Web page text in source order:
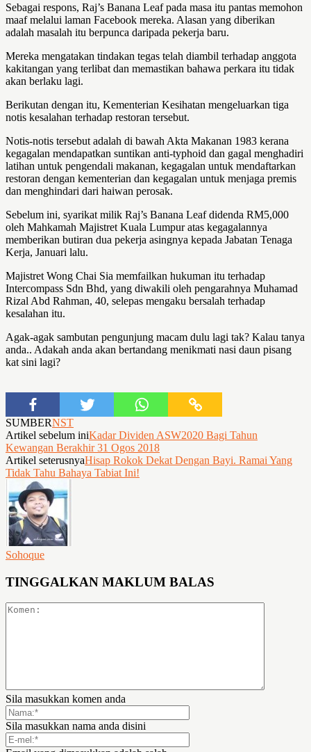
Sebagai respons, Raj’s Banana Leaf pada masa itu pantas memohon
maaf melalui laman Facebook mereka. Alasan yang diberikan
adalah masalah itu berpunca daripada pekerja baru.
Mereka mengatakan tindakan tegas telah diambil terhadap anggota
kakitangan yang terlibat dan memastikan bahawa perkara itu tidak
akan berlaku lagi.
Berikutan dengan itu, Kementerian Kesihatan mengeluarkan tiga
notis kesalahan terhadap restoran tersebut.
Notis-notis tersebut adalah di bawah Akta Makanan 1983 kerana
kegagalan mendapatkan suntikan anti-typhoid dan gagal menghadiri
latihan untuk pengendali makanan, kegagalan untuk mendaftarkan
restoran dengan kementerian dan kegagalan untuk menjaga premis
dan menghindari dari haiwan perosak.
Sebelum ini, syarikat milik Raj’s Banana Leaf didenda RM5,000
oleh Mahkamah Majistret Kuala Lumpur atas kegagalannya
memberikan butiran dua pekerja asingnya kepada Jabatan Tenaga
Kerja, Januari lalu.
Majistret Wong Chai Sia memfailkan hukuman itu terhadap
Intercompass Sdn Bhd, yang diwakili oleh pengarahnya Muhamad
Rizal Abd Rahman, 40, selepas mengaku bersalah terhadap
kesalahan itu.
Agak-agak sambutan pengunjung macam dulu lagi tak? Kalau tanya
anda.. Adakah anda akan bertandang menikmati nasi daun pisang
kat sini lagi?
SUMBERNST
Artikel sebelum iniKadar Dividen ASW2020 Bagi Tahun
Kewangan Berakhir 31 Ogos 2018
Artikel seterusnyaHisap Rokok Dekat Dengan Bayi. Ramai Yang
Tidak Tahu Bahaya Tabiat Ini!
Sohoque
TINGGALKAN MAKLUM BALAS
Sila masukkan komen anda
Sila masukkan nama anda disini